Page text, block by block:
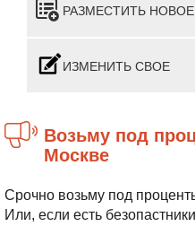
РАЗМЕСТИТЬ НОВОЕ
ИЗМЕНИТЬ СВОЕ
Возьму под проценты 1000 000 в
Москве
Срочно возьму под
Или, если есть